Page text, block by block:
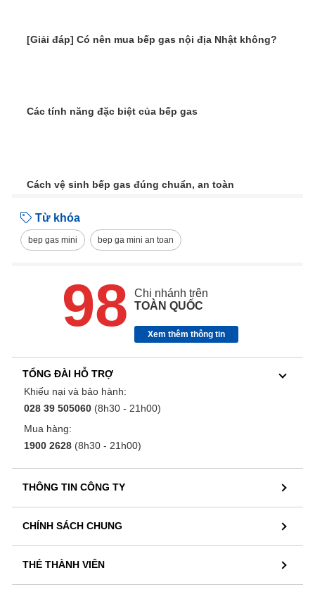
[Giải đáp] Có nên mua bếp gas nội địa Nhật không?
Các tính năng đặc biệt của bếp gas
Cách vệ sinh bếp gas đúng chuẩn, an toàn
Từ khóa
bep gas mini bep ga mini an toan
98
Chi nhánh trên
TOÀN QUỐC
Xem thêm thông tin
TỔNG ĐÀI HỖ TRỢ
Khiếu nại và bảo hành:
028 39 505060 (8h30 - 21h00)
Mua hàng:
1900 2628 (8h30 - 21h00)
THÔNG TIN CÔNG TY
CHÍNH SÁCH CHUNG
THẺ THÀNH VIÊN